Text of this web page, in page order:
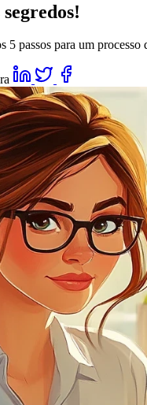
passos para um